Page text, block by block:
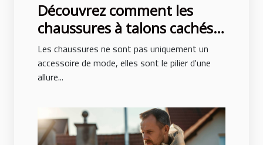
Découvrez comment les
chaussures à talons cachés
peuvent transformer votre
posture et style
Les chaussures ne sont pas uniquement un
accessoire de mode, elles sont le pilier d'une
allure...